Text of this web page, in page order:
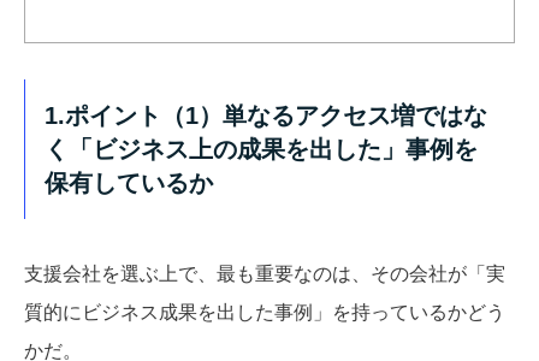
1.ポイント（1）単なるアクセス増ではな
く「ビジネス上の成果を出した」事例を
保有しているか
支援会社を選ぶ上で、最も重要なのは、その会社が「実
質的にビジネス成果を出した事例」を持っているかどう
かだ。